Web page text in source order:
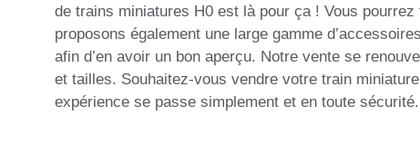
de trains miniatures H0 est là pour ça ! Vous
proposons également une large gamme
afin d’en avoir un bon aperçu. Notre vente se
et tailles. Souhaitez-vous vendre votre train
expérience se passe simplement et en toute